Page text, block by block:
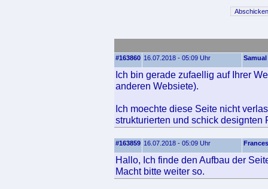
#163860 16.07.2018 - 05:09 Uhr Samual
Ich bin gerade zufaellig auf Ihrer
anderen Websiete).
Ich moechte diese Seite nicht
strukturierten und schick designten
#163859 16.07.2018 - 05:09 Uhr Frances
Hallo, Ich finde den Aufbau der
Macht bitte weiter so.